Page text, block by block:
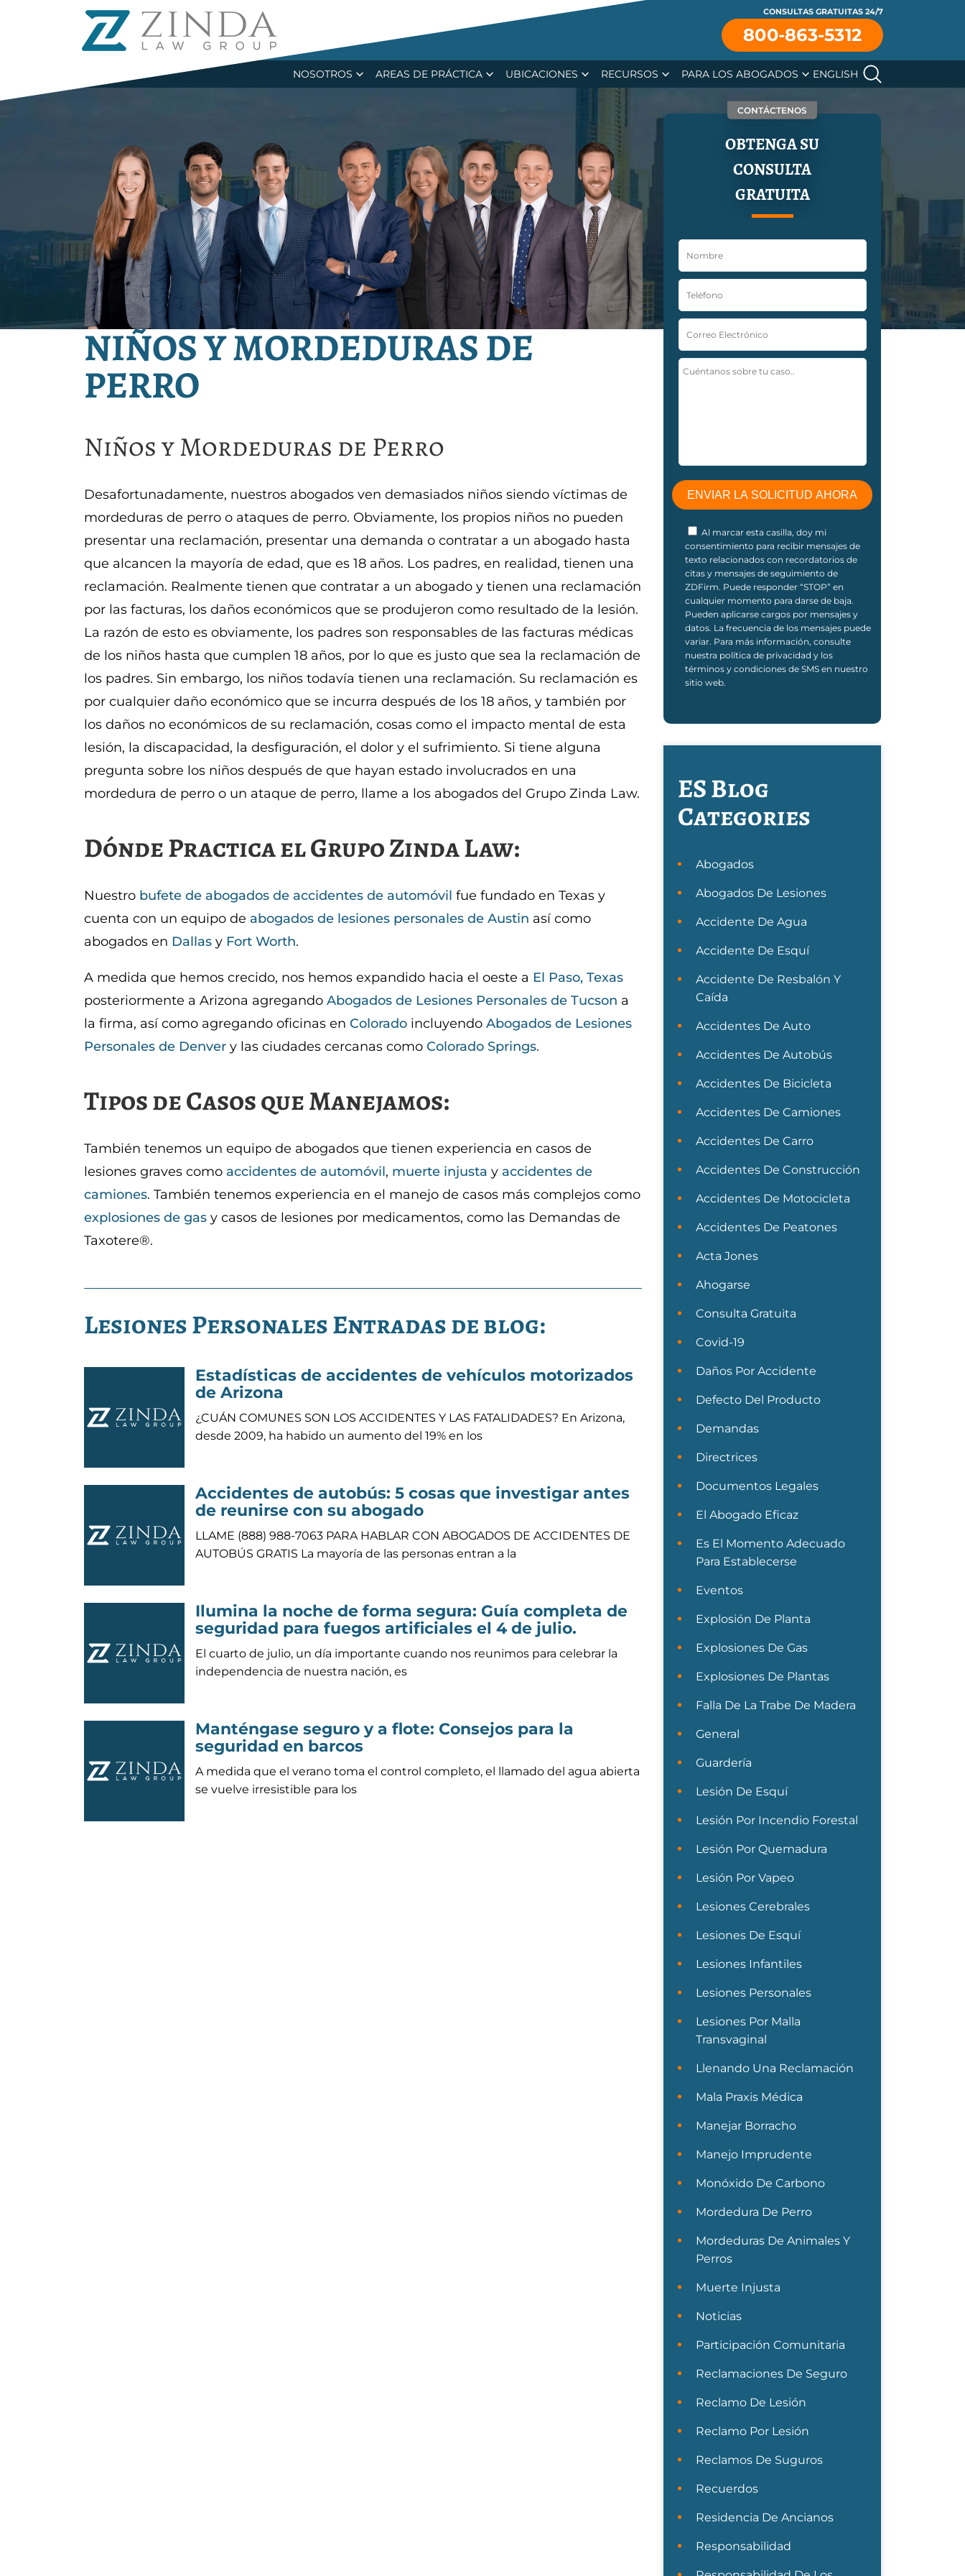
CONSULTAS GRATUITAS 24/7
800-863-5312
NOSOTROS AREAS DE PRÁCTICA UBICACIONES RECURSOS PARA LOS ABOGADOS ENGLISH
Recent $15.4M Verdict in Major Trucking Case
NIÑOS Y MORDEDURAS DE
PERRO
Niños y Mordeduras de Perro
Desafortunadamente, nuestros abogados ven demasiados niños siendo víctimas de
mordeduras de perro o ataques de perro. Obviamente, los propios niños no pueden
presentar una reclamación, presentar una demanda o contratar a un abogado hasta
que alcancen la mayoría de edad, que es 18 años. Los padres, en realidad, tienen una
reclamación. Realmente tienen que contratar a un abogado y tienen una reclamación
por las facturas, los daños económicos que se produjeron como resultado de la lesión.
La razón de esto es obviamente, los padres son responsables de las facturas médicas
de los niños hasta que cumplen 18 años, por lo que es justo que sea la reclamación de
los padres. Sin embargo, los niños todavía tienen una reclamación. Su reclamación es
por cualquier daño económico que se incurra después de los 18 años, y también por
los daños no económicos de su reclamación, cosas como el impacto mental de esta
lesión, la discapacidad, la desfiguración, el dolor y el sufrimiento. Si tiene alguna
pregunta sobre los niños después de que hayan estado involucrados en una
mordedura de perro o un ataque de perro, llame a los abogados del Grupo Zinda Law.
Dónde Practica el Grupo Zinda Law:
Nuestro bufete de abogados de accidentes de automóvil fue fundado en Texas y
cuenta con un equipo de abogados de lesiones personales de Austin así como
abogados en Dallas y Fort Worth.
A medida que hemos crecido, nos hemos expandido hacia el oeste a El Paso, Texas
posteriormente a Arizona agregando Abogados de Lesiones Personales de Tucson a
la firma, así como agregando oficinas en Colorado incluyendo Abogados de Lesiones
Personales de Denver y las ciudades cercanas como Colorado Springs.
Tipos de Casos que Manejamos:
También tenemos un equipo de abogados que tienen experiencia en casos de
lesiones graves como accidentes de automóvil, muerte injusta y accidentes de
camiones. También tenemos experiencia en el manejo de casos más complejos como
explosiones de gas y casos de lesiones por medicamentos, como las Demandas de
Taxotere®.
Lesiones Personales Entradas de blog:
Estadísticas de accidentes de vehículos motorizados
de Arizona
¿CUÁN COMUNES SON LOS ACCIDENTES Y LAS FATALIDADES? En Arizona,
desde 2009, ha habido un aumento del 19% en los
Accidentes de autobús: 5 cosas que investigar antes
de reunirse con su abogado
LLAME (888) 988-7063 PARA HABLAR CON ABOGADOS DE ACCIDENTES DE
AUTOBÚS GRATIS La mayoría de las personas entran a la
Ilumina la noche de forma segura: Guía completa de
seguridad para fuegos artificiales el 4 de julio.
El cuarto de julio, un día importante cuando nos reunimos para celebrar la
independencia de nuestra nación, es
Manténgase seguro y a flote: Consejos para la
seguridad en barcos
A medida que el verano toma el control completo, el llamado del agua abierta
se vuelve irresistible para los
CONTÁCTENOS
OBTENGA SU
CONSULTA
GRATUITA
Al marcar esta casilla, doy mi
consentimiento para recibir mensajes de
texto relacionados con recordatorios de
citas y mensajes de seguimiento de
ZDFirm. Puede responder “STOP” en
cualquier momento para darse de baja.
Pueden aplicarse cargos por mensajes y
datos. La frecuencia de los mensajes puede
variar. Para más información, consulte
nuestra política de privacidad y los
términos y condiciones de SMS en nuestro
sitio web.
ES Blog
Categories
Abogados
Abogados De Lesiones
Accidente De Agua
Accidente De Esquí
Accidente De Resbalón Y
Caída
Accidentes De Auto
Accidentes De Autobús
Accidentes De Bicicleta
Accidentes De Camiones
Accidentes De Carro
Accidentes De Construcción
Accidentes De Motocicleta
Accidentes De Peatones
Acta Jones
Ahogarse
Consulta Gratuita
Covid-19
Daños Por Accidente
Defecto Del Producto
Demandas
Directrices
Documentos Legales
El Abogado Eficaz
Es El Momento Adecuado
Para Establecerse
Eventos
Explosión De Planta
Explosiones De Gas
Explosiones De Plantas
Falla De La Trabe De Madera
General
Guardería
Lesión De Esquí
Lesión Por Incendio Forestal
Lesión Por Quemadura
Lesión Por Vapeo
Lesiones Cerebrales
Lesiones De Esquí
Lesiones Infantiles
Lesiones Personales
Lesiones Por Malla
Transvaginal
Llenando Una Reclamación
Mala Praxis Médica
Manejar Borracho
Manejo Imprudente
Monóxido De Carbono
Mordedura De Perro
Mordeduras De Animales Y
Perros
Muerte Injusta
Noticias
Participación Comunitaria
Reclamaciones De Seguro
Reclamo De Lesión
Reclamo Por Lesión
Reclamos De Suguros
Recuerdos
Residencia De Ancianos
Responsabilidad